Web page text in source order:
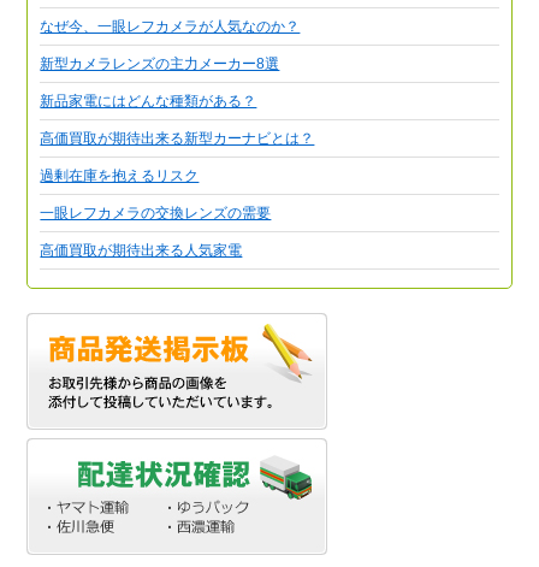
なぜ今、一眼レフカメラが人気なのか？
新型カメラレンズの主力メーカー8選
新品家電にはどんな種類がある？
高価買取が期待出来る新型カーナビとは？
過剰在庫を抱えるリスク
一眼レフカメラの交換レンズの需要
高価買取が期待出来る人気家電